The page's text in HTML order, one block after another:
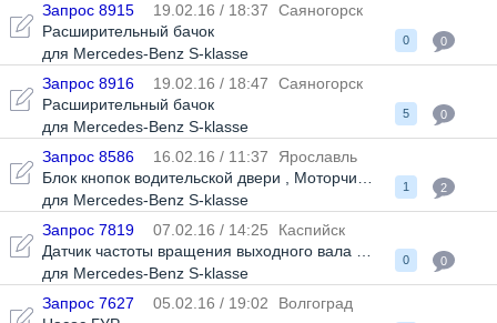
Запрос 8915 19.02.16 / 18:37
Саяногорск
Расширительный бачок
для Mercedes-Benz S-klasse
0 0
Запрос 8916 19.02.16 / 18:47
Саяногорск
Расширительный бачок
для Mercedes-Benz S-klasse
5 0
Запрос 8586 16.02.16 / 11:37
Ярославль
Блок кнопок водительской двери
Моторчик омывателя
для Mercedes-Benz S-klasse
1 2
Запрос 7819 07.02.16 / 14:25
Каспийск
Датчик частоты вращения выходного вала АКПП
для Mercedes-Benz S-klasse
0 0
Запрос 7627 05.02.16 / 19:02
Волгоград